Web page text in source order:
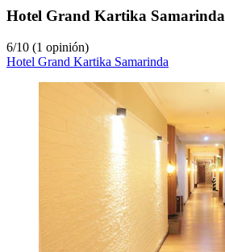
Hotel Grand Kartika Samarinda
6/10 (1 opinión)
Hotel Grand Kartika Samarinda